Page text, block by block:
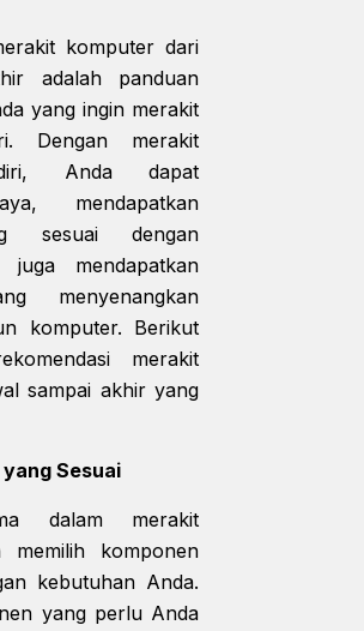
komputer dari
adalah panduan
yang ingin merakit
Dengan merakit
Anda dapat
mendapatkan
sesuai dengan
mendapatkan
menyenangkan
komputer. Berikut
merakit
sampai akhir yang
yang Sesuai
dalam merakit
memilih komponen
kebutuhan Anda.
yang perlu Anda